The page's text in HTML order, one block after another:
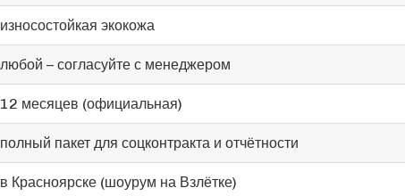
износостойкая экокожа
любой – согласуйте с менеджером
12 месяцев (официальная)
полный пакет для соцконтракта и отчётности
в Красноярске (шоурум на Взлётке)